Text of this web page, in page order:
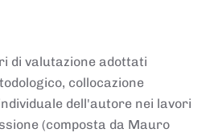
di valutazione adottati
collocazione
dell'autore nei lavori
(composta da Mauro